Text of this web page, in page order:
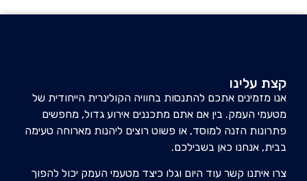
קצת עלינו
אנו מזמינים אתכם להתנסות בחוויה הקולינרית הייחודית של
מטעמי העמק. בין אם אתם מתכננים אירוע גדול, מחפשים
פתרונות הזנה למוסד, או פשוט רוצים ליהנות מארוחה טעימה
בבית, אנחנו כאן בשבילכם.
צרו איתנו קשר עוד היום וגלו כיצד מטעמי העמק יכול להפוך